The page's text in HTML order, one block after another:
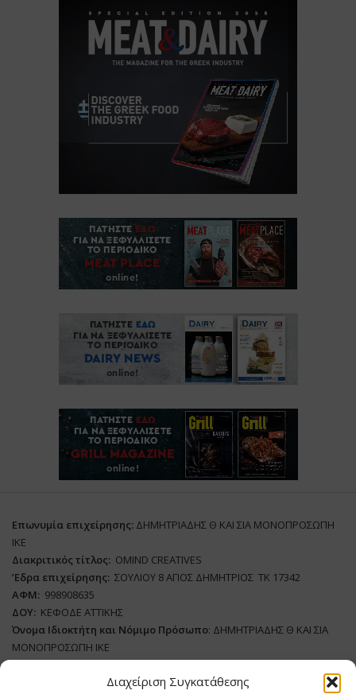
Διαχείριση Συγκατάθεσης
Επωνυμία επιχείρησης: ΔΗΜΗΤΡΙΑΔΗΣ Θ ΚΑΙ ΣΙΑ ΜΟΝΟΠΡΟΣΩΠΗ
ΙΚΕ
Διακριτικός τίτλος: ΟΜΙΝD CREATIVES
‘Eδρα επιχείρησης: ΣΟΥΛΙΟΥ 8 ΑΓΙΟΣ ΔΗΜΗΤΡΙΟΣ ΤΚ 17342
ΑΦΜ: 998908635
ΔΟΥ: ΚΕΦΟΔΕ ΑΤΤΙΚΗΣ
Όνομα Ιδιοκτήτη και Νόμιμο Πρόσωπο: ΔΗΜΗΤΡΙΑΔΗΣ Θ ΚΑΙ ΣΙΑ
ΜΟΝΟΠΡΟΣΩΠΗ ΙΚΕ
Διευθυντής Σύνταξης:ΑΘΑΝΑΣΙΟΣ ΑΝΤΩΝΙΟΥ